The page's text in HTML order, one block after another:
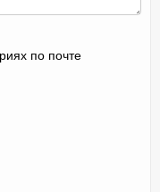
по почте